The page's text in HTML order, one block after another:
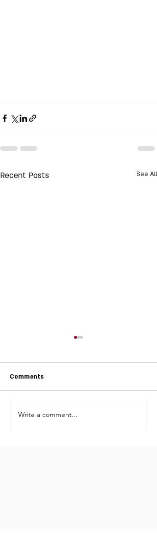
Recent Posts See All
עוגת שזיפים* קייצית רומנית
Comments
Write a comment...